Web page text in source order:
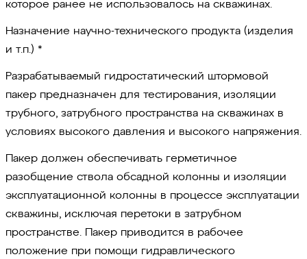
которое ранее не использовалось на скважинах.
Назначение научно-технического продукта (изделия
и т.п.) *
Разрабатываемый гидростатический штормовой
пакер предназначен для тестирования, изоляции
трубного, затрубного пространства на скважинах в
условиях высокого давления и высокого напряжения.
Пакер должен обеспечивать герметичное
разобщение ствола обсадной колонны и изоляции
эксплуатационной колонны в процессе эксплуатации
скважины, исключая перетоки в затрубном
пространстве. Пакер приводится в рабочее
положение при помощи гидравлического